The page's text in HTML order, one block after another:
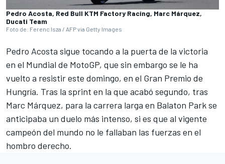
Pedro Acosta, Red Bull KTM Factory Racing, Marc Márquez,
Ducati Team
Foto de: Ferenc Isza / AFP via Getty Images
Pedro Acosta sigue tocando a la puerta de la victoria
en el Mundial de MotoGP, que sin embargo se le ha
vuelto a resistir este domingo, en el Gran Premio de
Hungría. Tras la sprint en la que acabó segundo, tras
Marc Márquez, para la carrera larga en Balaton Park se
anticipaba un duelo más intenso, si es que al vigente
campeón del mundo no le fallaban las fuerzas en el
hombro derecho.